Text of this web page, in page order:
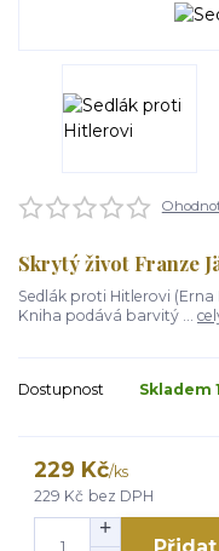
Skrytý život Franze
Sedlák proti Hitlerovi
Kniha podává barvitý ...
Dostupnost Skladem
229 Kč/ks
229 Kč bez DPH